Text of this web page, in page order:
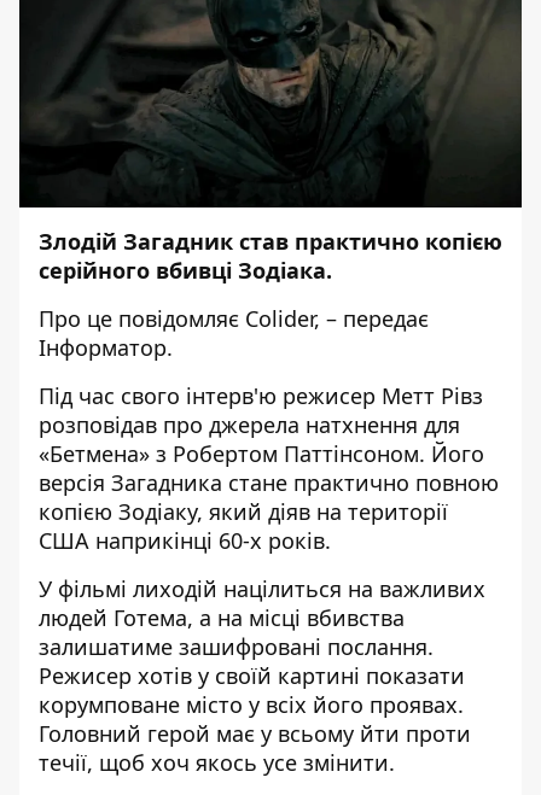
Злодій Загадник став практично копією
серійного вбивці Зодіака.
Про це повідомляє Colider, – передає
Інформатор.
Під час свого інтерв'ю режисер Метт Рівз
розповідав про джерела натхнення для
«Бетмена» з Робертом Паттінсоном. Його
версія Загадника стане практично повною
копією Зодіаку, який діяв на території
США наприкінці 60-х років.
У фільмі лиходій націлиться на важливих
людей Готема, а на місці вбивства
залишатиме зашифровані послання.
Режисер хотів у своїй картині показати
корумповане місто у всіх його проявах.
Головний герой має у всьому йти проти
течії, щоб хоч якось усе змінити.